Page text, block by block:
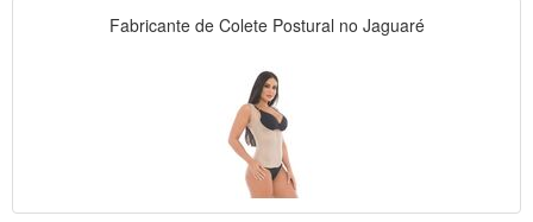
Fabricante de Colete Postural no Jaguaré